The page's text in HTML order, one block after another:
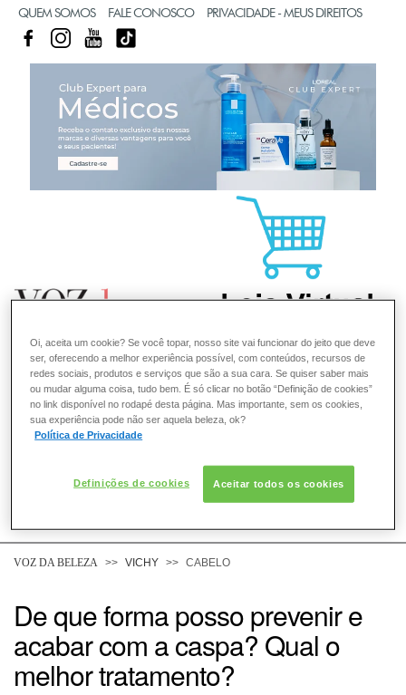
QUEM SOMOS FALE CONOSCO PRIVACIDADE - MEUS DIREITOS
FACEBOOKINSTAGRAM
YOUTUBE
DESODORANTE
VOZ DA BELEZA VICHY CABELO
De que forma posso prevenir e
acabar com a caspa? Qual o
melhor tratamento?
Oi, aceita um cookie? Se você topar, nosso site vai funcionar do jeito que deve
ser, oferecendo a melhor experiência possível, com conteúdos, recursos de
redes sociais, produtos e serviços que são a sua cara. Se quiser saber mais
ou mudar alguma coisa, tudo bem. É só clicar no botão “Definição de cookies”
no link disponível no rodapé desta página. Mas importante, sem os cookies,
sua experiência pode não ser aquela beleza, ok?
Política de Privacidade
Definições de cookies Aceitar todos os cookies